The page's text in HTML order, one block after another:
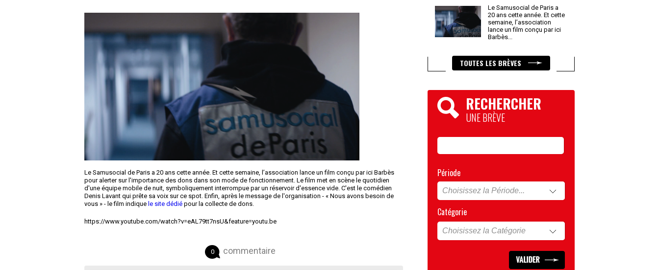
Le Samusocial de Paris a 20 ans cette année. Et cette semaine, l’association lance un film conçu par ici Barbès
pour alerter sur l'importance des dons dans son mode de fonctionnement. Le film met en scène le quotidien
d'une équipe mobile de nuit, symboliquement interrompue par un réservoir d'essence vide. C'est le comédien
Denis Lavant qui prête sa voix sur ce spot. Enfin, après le message de l'organisation - « Nous avons besoin de
vous » - le film indique le site dédié pour la collecte de dons.
https://www.youtube.com/watch?v=eAL79tt7nsU&feature=youtu.be
0 commentaire
Le Samusocial de Paris a
20 ans cette année. Et cette
semaine, l’association
lance un film conçu par ici
Barbès...
TOUTES LES BRÈVES
RECHERCHER
UNE BRÈVE
Période
Catégorie